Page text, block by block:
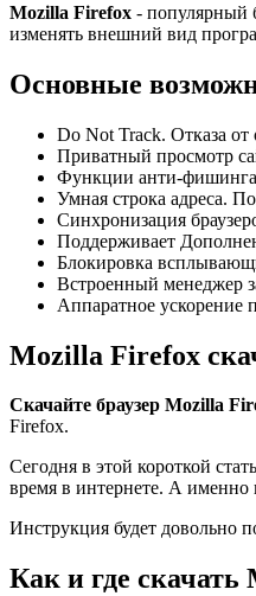
Mozilla Firefox - популярный
изменять внешний вид
Основные
Do Not Track. Отказа
Приватный просмотр
Функции анти-
Умная строка адреса.
Синхронизация
Поддерживает
Блокировка
Встроенный менеджер
Аппаратное ускорение
Mozilla Firefox
Скачайте браузер Mozilla
Firefox.
Сегодня в этой короткой
время в интернете. А именно
Инструкция будет довольно
Как и где скачать